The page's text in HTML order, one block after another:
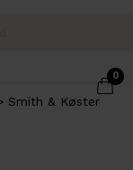
0
Smith & Køster